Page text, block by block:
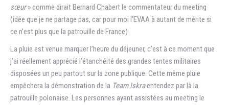
sœur» comme dirait Bernard Chabert le commentateur du meeting
(idée que je ne partage pas, car pour moi l’EVAA à autant de mérite si
ce n’est plus que la patrouille de France)
La pluie est venue marquer l’heure du déjeuner, c’est à ce moment que
j’ai réellement apprécié l’étanchéité des grandes tentes militaires
disposées un peu partout sur la zone publique. Cette même pluie
empêchera la démonstration de la Team Iskraentendez par là la
patrouille polonaise. Les personnes ayant assistées au meeting le